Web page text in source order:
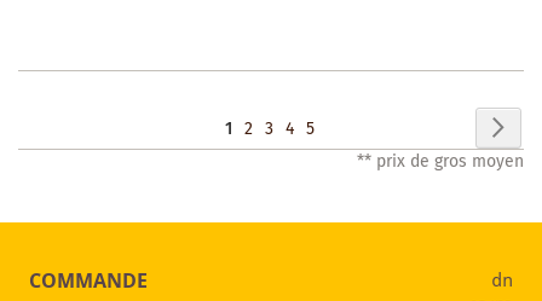
SOUHAITS
Page
Vous
1 Page
2 Page
3 Page
4 Page
5
** prix de gros moyen
COMMANDE